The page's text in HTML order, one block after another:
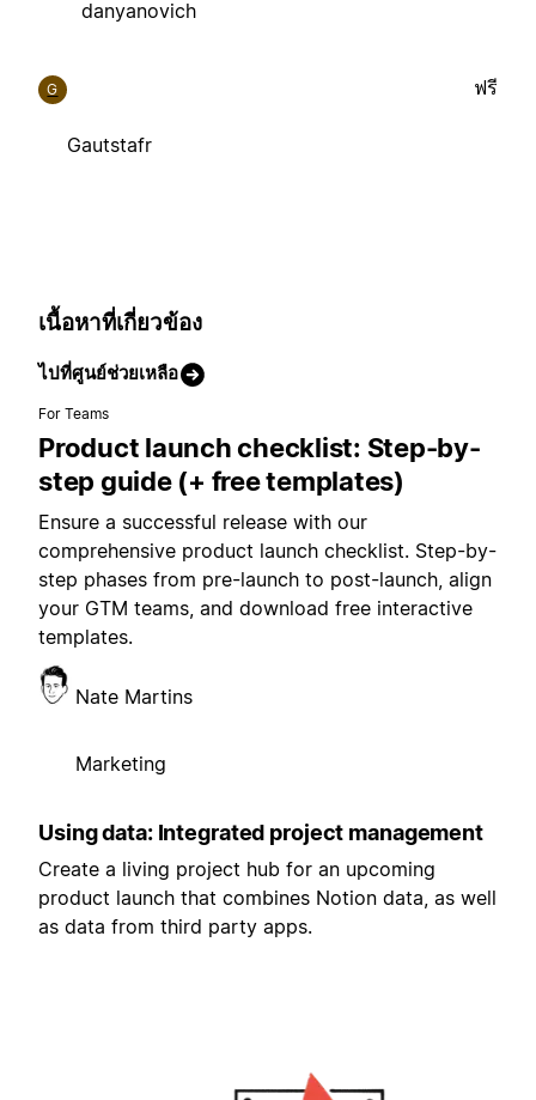
danyanovich
G
Gautstafr
ฟรี
เนื้อหาที่เกี่ยวข้อง
ไปที่ศูนย์ช่วยเหลือ
For Teams
Product launch checklist: Step-by-
step guide (+ free templates)
Ensure a successful release with our
comprehensive product launch checklist. Step-by-
step phases from pre-launch to post-launch, align
your GTM teams, and download free interactive
templates.
Nate Martins
Marketing
Using data: Integrated project management
Create a living project hub for an upcoming
product launch that combines Notion data, as well
as data from third party apps.